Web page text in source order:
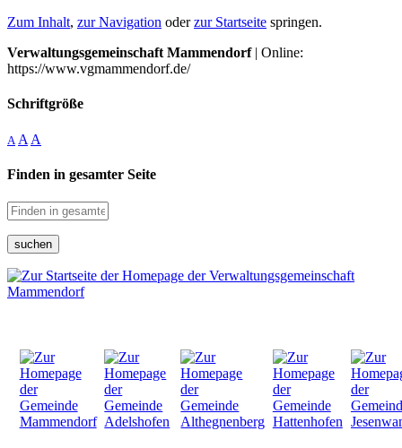
Zum Inhalt, zur Navigation oderzur Startseite springen.
Verwaltungsgemeinschaft Mammendorf| Online:
https://www.vgmammendorf.de/
Schriftgröße
A A A
Finden in gesamter Seite
suchen